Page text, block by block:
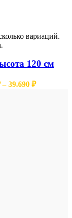
вариаций.
120 см
39.690 ₽